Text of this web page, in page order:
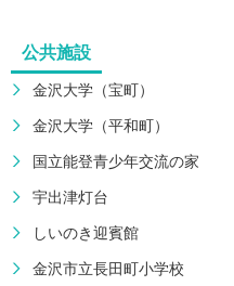
公共施設
金沢大学（宝町）
金沢大学（平和町）
国立能登青少年交流の家
宇出津灯台
しいのき迎賓館
金沢市立長田町小学校